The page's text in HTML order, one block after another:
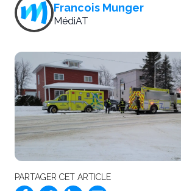
Francois Munger
MédiAT
PARTAGER CET ARTICLE